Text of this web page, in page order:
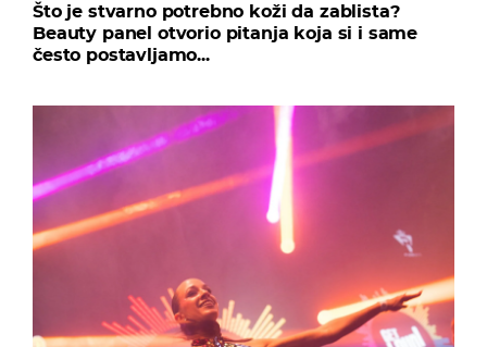
Što je stvarno potrebno koži da zablista?
Beauty panel otvorio pitanja koja si i same
često postavljamo...